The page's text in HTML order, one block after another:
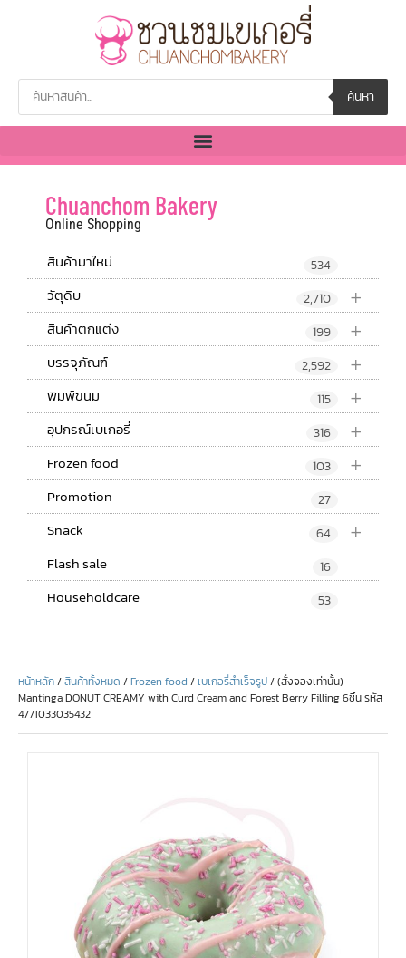
ค้นหา
Chuanchom Bakery
Online Shopping
สินค้ามาใหม่ 534
+
วัตุดิบ 2,710
+
สินค้าตกแต่ง 199
+
บรรจุภัณฑ์ 2,592
+
พิมพ์ขนม 115
+
อุปกรณ์เบเกอรี่ 316
+
Frozen food 103
Promotion 27
+
Snack 64
Flash sale 16
Householdcare 53
หน้าหลัก/สินค้าทั้งหมด /Frozen food /เบเกอรี่สำเร็จรูป/ (สั่งจองเท่านั้น)
Mantinga DONUT CREAMY with Curd Cream and Forest Berry Filling 6ชิ้น รหัส
4771033035432